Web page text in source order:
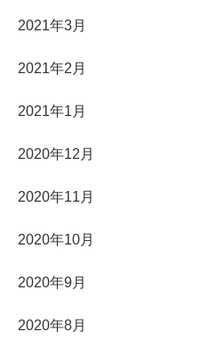
2021年3月
2021年2月
2021年1月
2020年12月
2020年11月
2020年10月
2020年9月
2020年8月